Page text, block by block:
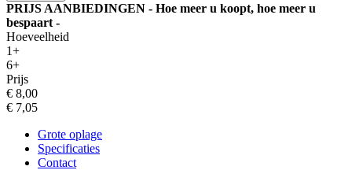
PRIJS AANBIEDINGEN - Hoe meer u koopt, hoe meer u
bespaart -
Hoeveelheid
1+
6+
Prijs
€ 8,00
€ 7,05
Grote oplage
Specificaties
Contact